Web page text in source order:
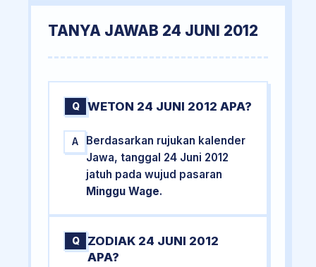
TANYA JAWAB 24 JUNI 2012
Q WETON 24 JUNI 2012 APA?
A
Berdasarkan rujukan kalender
Jawa, tanggal 24 Juni 2012
jatuh pada wujud pasaran
Minggu Wage.
Q
ZODIAK 24 JUNI 2012
APA?